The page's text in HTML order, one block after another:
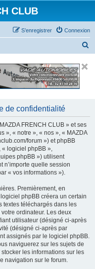
CLUB
Connexion
S’enregistrer
c
de confidentialité
FRENCH CLUB » et ses
», « notre », « nos », « MAZDA
forum ») et phpBB
logiciel phpBB »,
phpBB ») utilisent
n’importe quelle session
« vos informations »).
Premièrement, en
phpBB créera un certain
textes téléchargés dans les
ordinateur. Les deux
utilisateur (désigné ci-après
(désigné ci-après par
assignés par le logiciel phpBB.
naviguerez sur les sujets de
les informations sur les
navigation sur le forum.